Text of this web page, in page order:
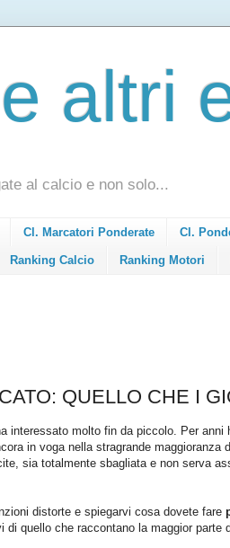
altri
al calcio e non solo...
Cl. Marcatori Ponderate Cl.
Ranking Calcio Ranking Motori
QUELLO CHE I
interessato molto fin da piccolo. Per anni
in voga nella stragrande maggioranza
sia totalmente sbagliata e non serva
distorte e spiegarvi cosa dovete fare
di quello che raccontano la maggior parte